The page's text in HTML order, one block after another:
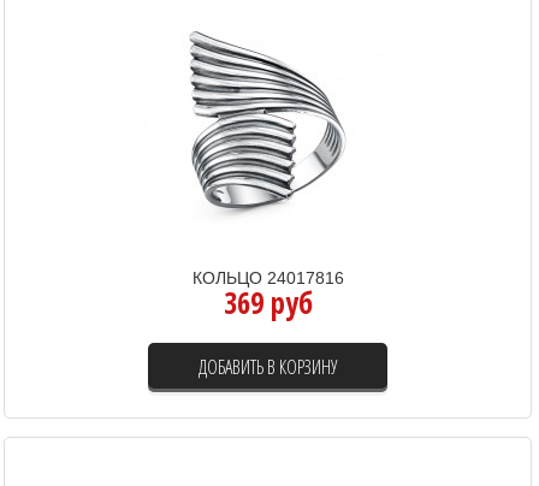
КОЛЬЦО 24017816
369 руб
ДОБАВИТЬ В КОРЗИНУ